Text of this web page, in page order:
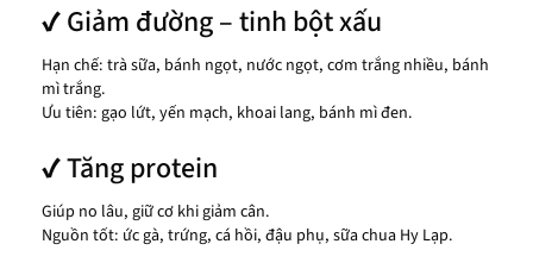
✔ Giảm đường – tinh bột xấu
Hạn chế: trà sữa, bánh ngọt, nước ngọt, cơm trắng nhiều, bánh
mì trắng.
Ưu tiên: gạo lứt, yến mạch, khoai lang, bánh mì đen.
✔ Tăng protein
Giúp no lâu, giữ cơ khi giảm cân.
Nguồn tốt: ức gà, trứng, cá hồi, đậu phụ, sữa chua Hy Lạp.